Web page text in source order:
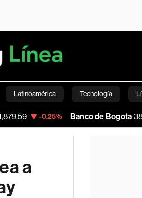
Latinoamérica Tecnología
Mundo Videos English
-0.25% Banco de Bogota 38,720.00
a